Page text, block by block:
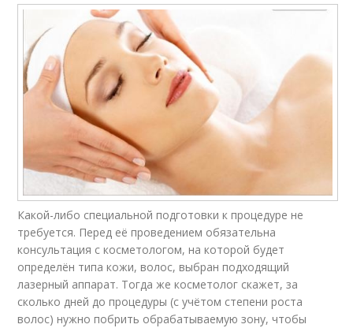
Какой-либо специальной подготовки к процедуре не
требуется. Перед её проведением обязательна
консультация с косметологом, на которой будет
определён типа кожи, волос, выбран подходящий
лазерный аппарат. Тогда же косметолог скажет, за
сколько дней до процедуры (с учётом степени роста
волос) нужно побрить обрабатываемую зону, чтобы